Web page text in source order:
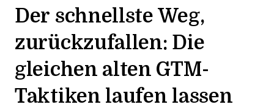
Der schnellste Weg,
zurückzufallen: Die
gleichen alten GTM-
Taktiken laufen lassen